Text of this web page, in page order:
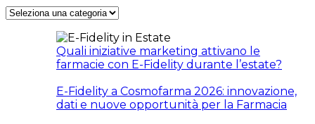
Categorie
Quali iniziative marketing attivano le
farmacie con E-Fidelity durante l’estate?
E-Fidelity a Cosmofarma 2026: innovazione,
dati e nuove opportunità per la Farmacia